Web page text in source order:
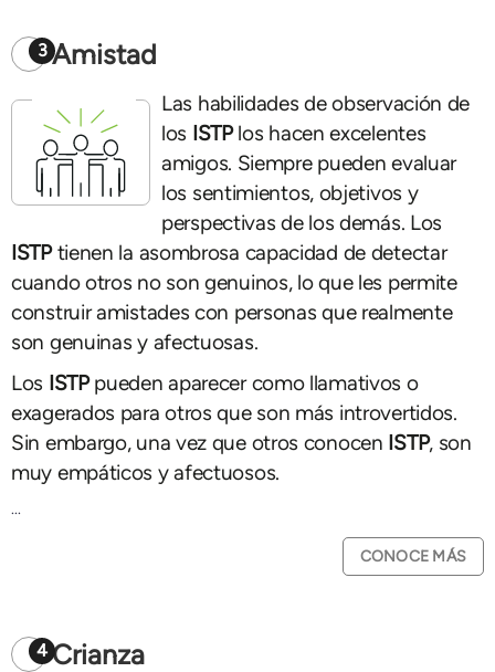
3 Amistad
Las habilidades de observación de
los ISTPlos hacen excelentes
amigos. Siempre pueden evaluar
los sentimientos, objetivos y
perspectivas de los demás. Los
ISTPtienen la asombrosa capacidad de detectar
cuando otros no son genuinos, lo que les permite
construir amistades con personas que realmente
son genuinas y afectuosas.
Los ISTPpueden aparecer como llamativos o
exagerados para otros que son más introvertidos.
Sin embargo, una vez que otros conocen ISTP, son
muy empáticos y afectuosos.
...
CONOCE MÁS
4 Crianza